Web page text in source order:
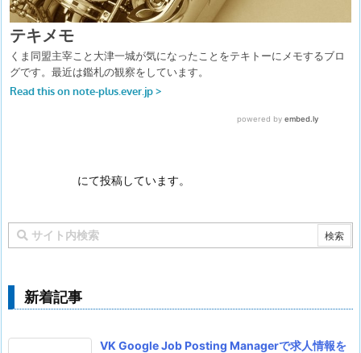
にて投稿しています。
新着記事
VK Google Job Posting Managerで求人情報を